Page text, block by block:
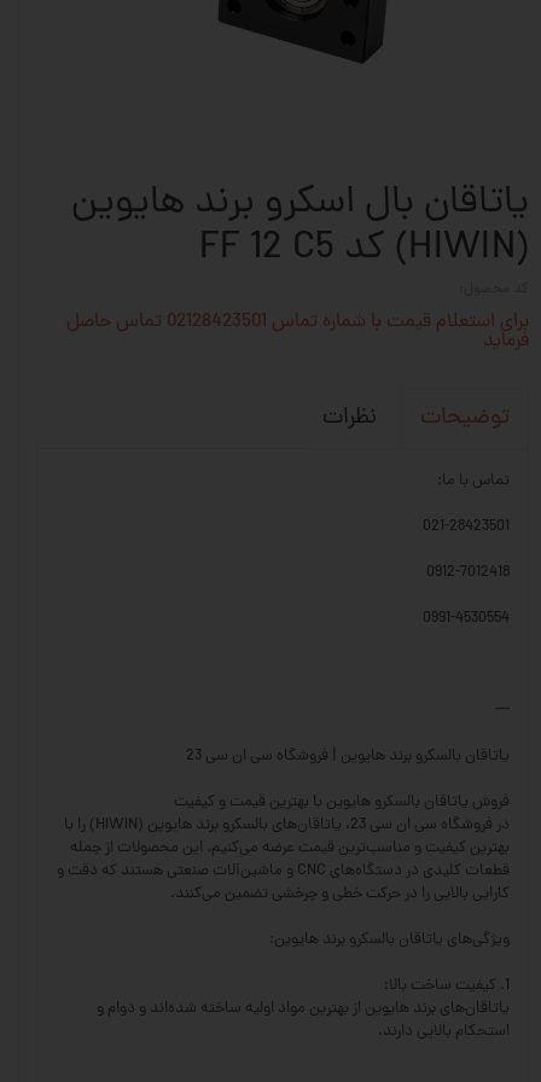
یاتاقان بال اسکرو برند هایوین
(HIWIN) کد FF 12 C5
برای استعلام قیمت با شماره تماس 02128423501 تماس حاصل
فرماید
توضیحات نظرات
تماس با ما:
021-28423501
0912-7012418
0991-4530554
---
یاتاقان بالسکرو برند هایوین | فروشگاه سی ان سی 23
فروش یاتاقان بالسکرو هایوین با بهترین قیمت و کیفیت
در فروشگاه سی ان سی 23، یاتاقان‌های بالسکرو برند هایوین (HIWIN) را با
بهترین کیفیت و مناسب‌ترین قیمت عرضه می‌کنیم. این محصولات از جمله
قطعات کلیدی در دستگاه‌های CNC و ماشین‌آلات صنعتی هستند که دقت و
کارایی بالایی را در حرکت خطی و چرخشی تضمین می‌کنند.
ویژگی‌های یاتاقان بالسکرو برند هایوین:
1. کیفیت ساخت بالا:
یاتاقان‌های برند هایوین از بهترین مواد اولیه ساخته شده‌اند و دوام و
استحکام بالایی دارند.